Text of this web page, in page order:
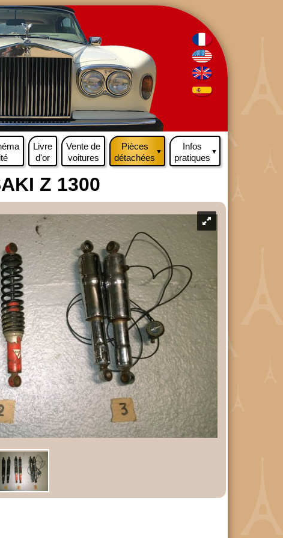
Livre
d'or
Vente de
voitures
Pièces
détachées
▼
Infos
pratiques
▼
Z 1300